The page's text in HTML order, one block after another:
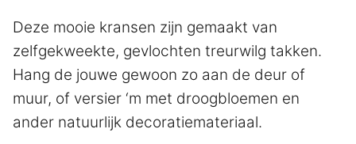
Deze mooie kransen zijn gemaakt van
zelfgekweekte, gevlochten treurwilg takken.
Hang de jouwe gewoon zo aan de deur of
muur, of versier ‘m met droogbloemen en
ander natuurlijk decoratiemateriaal.